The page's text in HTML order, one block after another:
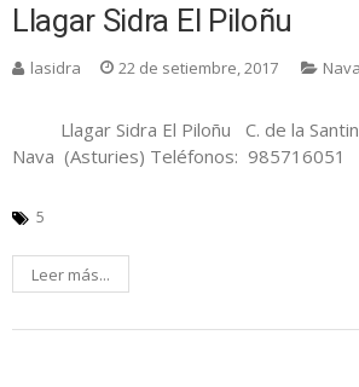
Llagar Sidra El Piloñu
lasidra 22 de setiembre, 2017 Nava
Llagar Sidra El Piloñu C. de la
Nava (Asturies) Teléfonos:
5
Leer más...